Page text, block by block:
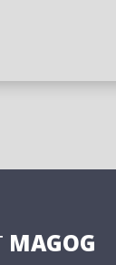
MAGOG